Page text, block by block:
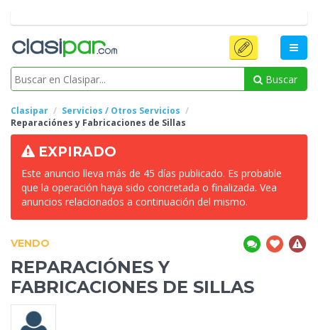
Buscar
Clasipar
Servicios / Otros Servicios
Reparaciónes y Fabricaciones de Sillas
EXPIRADO
Este anuncio lleva más de 45 días publicado. Es probable
que la operación haya sido concretada o finalizada. Vea
anuncios relacionados a continuación del mismo.
VENDO
REPARACIÓNES Y
FABRICACIONES DE SILLAS